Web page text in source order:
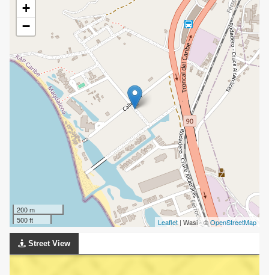
+
−
200 m
500 ft
Leaflet | Wasi - ©OpenStreetMap
Street View